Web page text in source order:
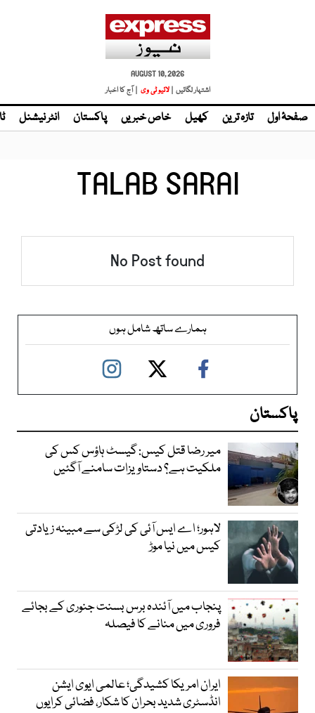
AUGUST 10, 2026
اشتہار لگائیں | لائیو ٹی وی | آج کا اخبار
صفحۂ اول تازہ ترین کھیل خاص خبریں پاکستان انٹر نیشنل
TALAB SARAI
No Post found
ہمارے ساتھ شامل ہوں
پاکستان
میر رضا قتل کیس: گیسٹ ہاؤس کس کی
ملکیت ہے؟ دستاویزات سامنے آگئیں
لاہور؛ اے ایس آئی کی لڑکی سے مبینہ زیادتی
کیس میں نیا موڑ
پنجاب میں آئندہ برس بسنت جنوری کے بجائے
فروری میں منانے کا فیصلہ
ایران امریکا کشیدگی؛ عالمی ایوی ایشن
انڈسٹری شدید بحران کا شکار، فضائی کرایوں